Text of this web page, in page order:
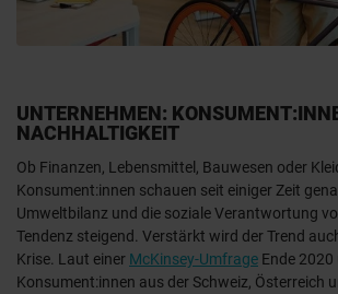
UNTERNEHMEN:
NACHHALTIGKEIT
Ob Finanzen, Lebensmittel, Bauwesen oder
Konsument:innen schauen seit einiger Zeit
Umweltbilanz und die soziale Verantwortung
Tendenz steigend. Verstärkt wird der Trend
Krise. Laut einer McKinsey-Umfrage Ende
Konsument:innen aus der Schweiz, Österreich